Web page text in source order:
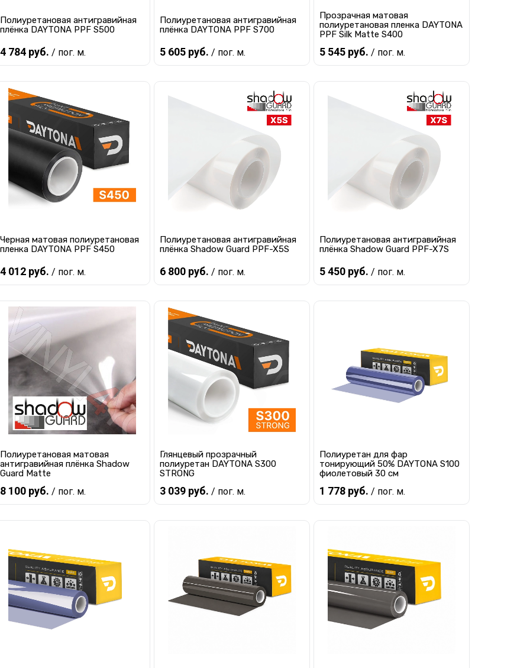
Полиуретановая антигравийная
плёнка DAYTONA PPF S500
4 784 руб. / пог. м.
Купить в 1 клик К сравнению
В избранное В наличии
Полиуретановая антигравийная
плёнка DAYTONA PPF S700
5 605 руб. / пог. м.
К сравнению
В наличии
Прозрачная матовая
полиуретановая пленка DAYTONA
PPF Silk Matte S400
5 545 руб. / пог. м.
К сравнению
В наличии
Черная матовая полиуретановая
пленка DAYTONA PPF S450
4 012 руб. / пог. м.
В корзину
Купить в 1 клик
В избранное В наличии
Полиуретановая антигравийная
плёнка Shadow Guard PPF-X5S
6 800 руб. / пог. м.
Купить в 1 клик К сравнению
В избранное В наличии
Полиуретановая антигравийная
плёнка Shadow Guard PPF-X7S
5 450 руб. / пог. м.
В избранное Мало
Полиуретановая матовая
антигравийная плёнка Shadow
Guard Matte
8 100 руб. / пог. м.
Купить в 1 клик
В избранное В наличии
Глянцевый прозрачный
полиуретан DAYTONA S300
STRONG
3 039 руб. / пог. м.
Купить в 1 клик
В избранное В наличии
Полиуретан для фар
тонирующий 50% DAYTONA S100
фиолетовый 30 см
1 778 руб. / пог. м.
Купить в 1 клик К сравнению
В избранное В наличии